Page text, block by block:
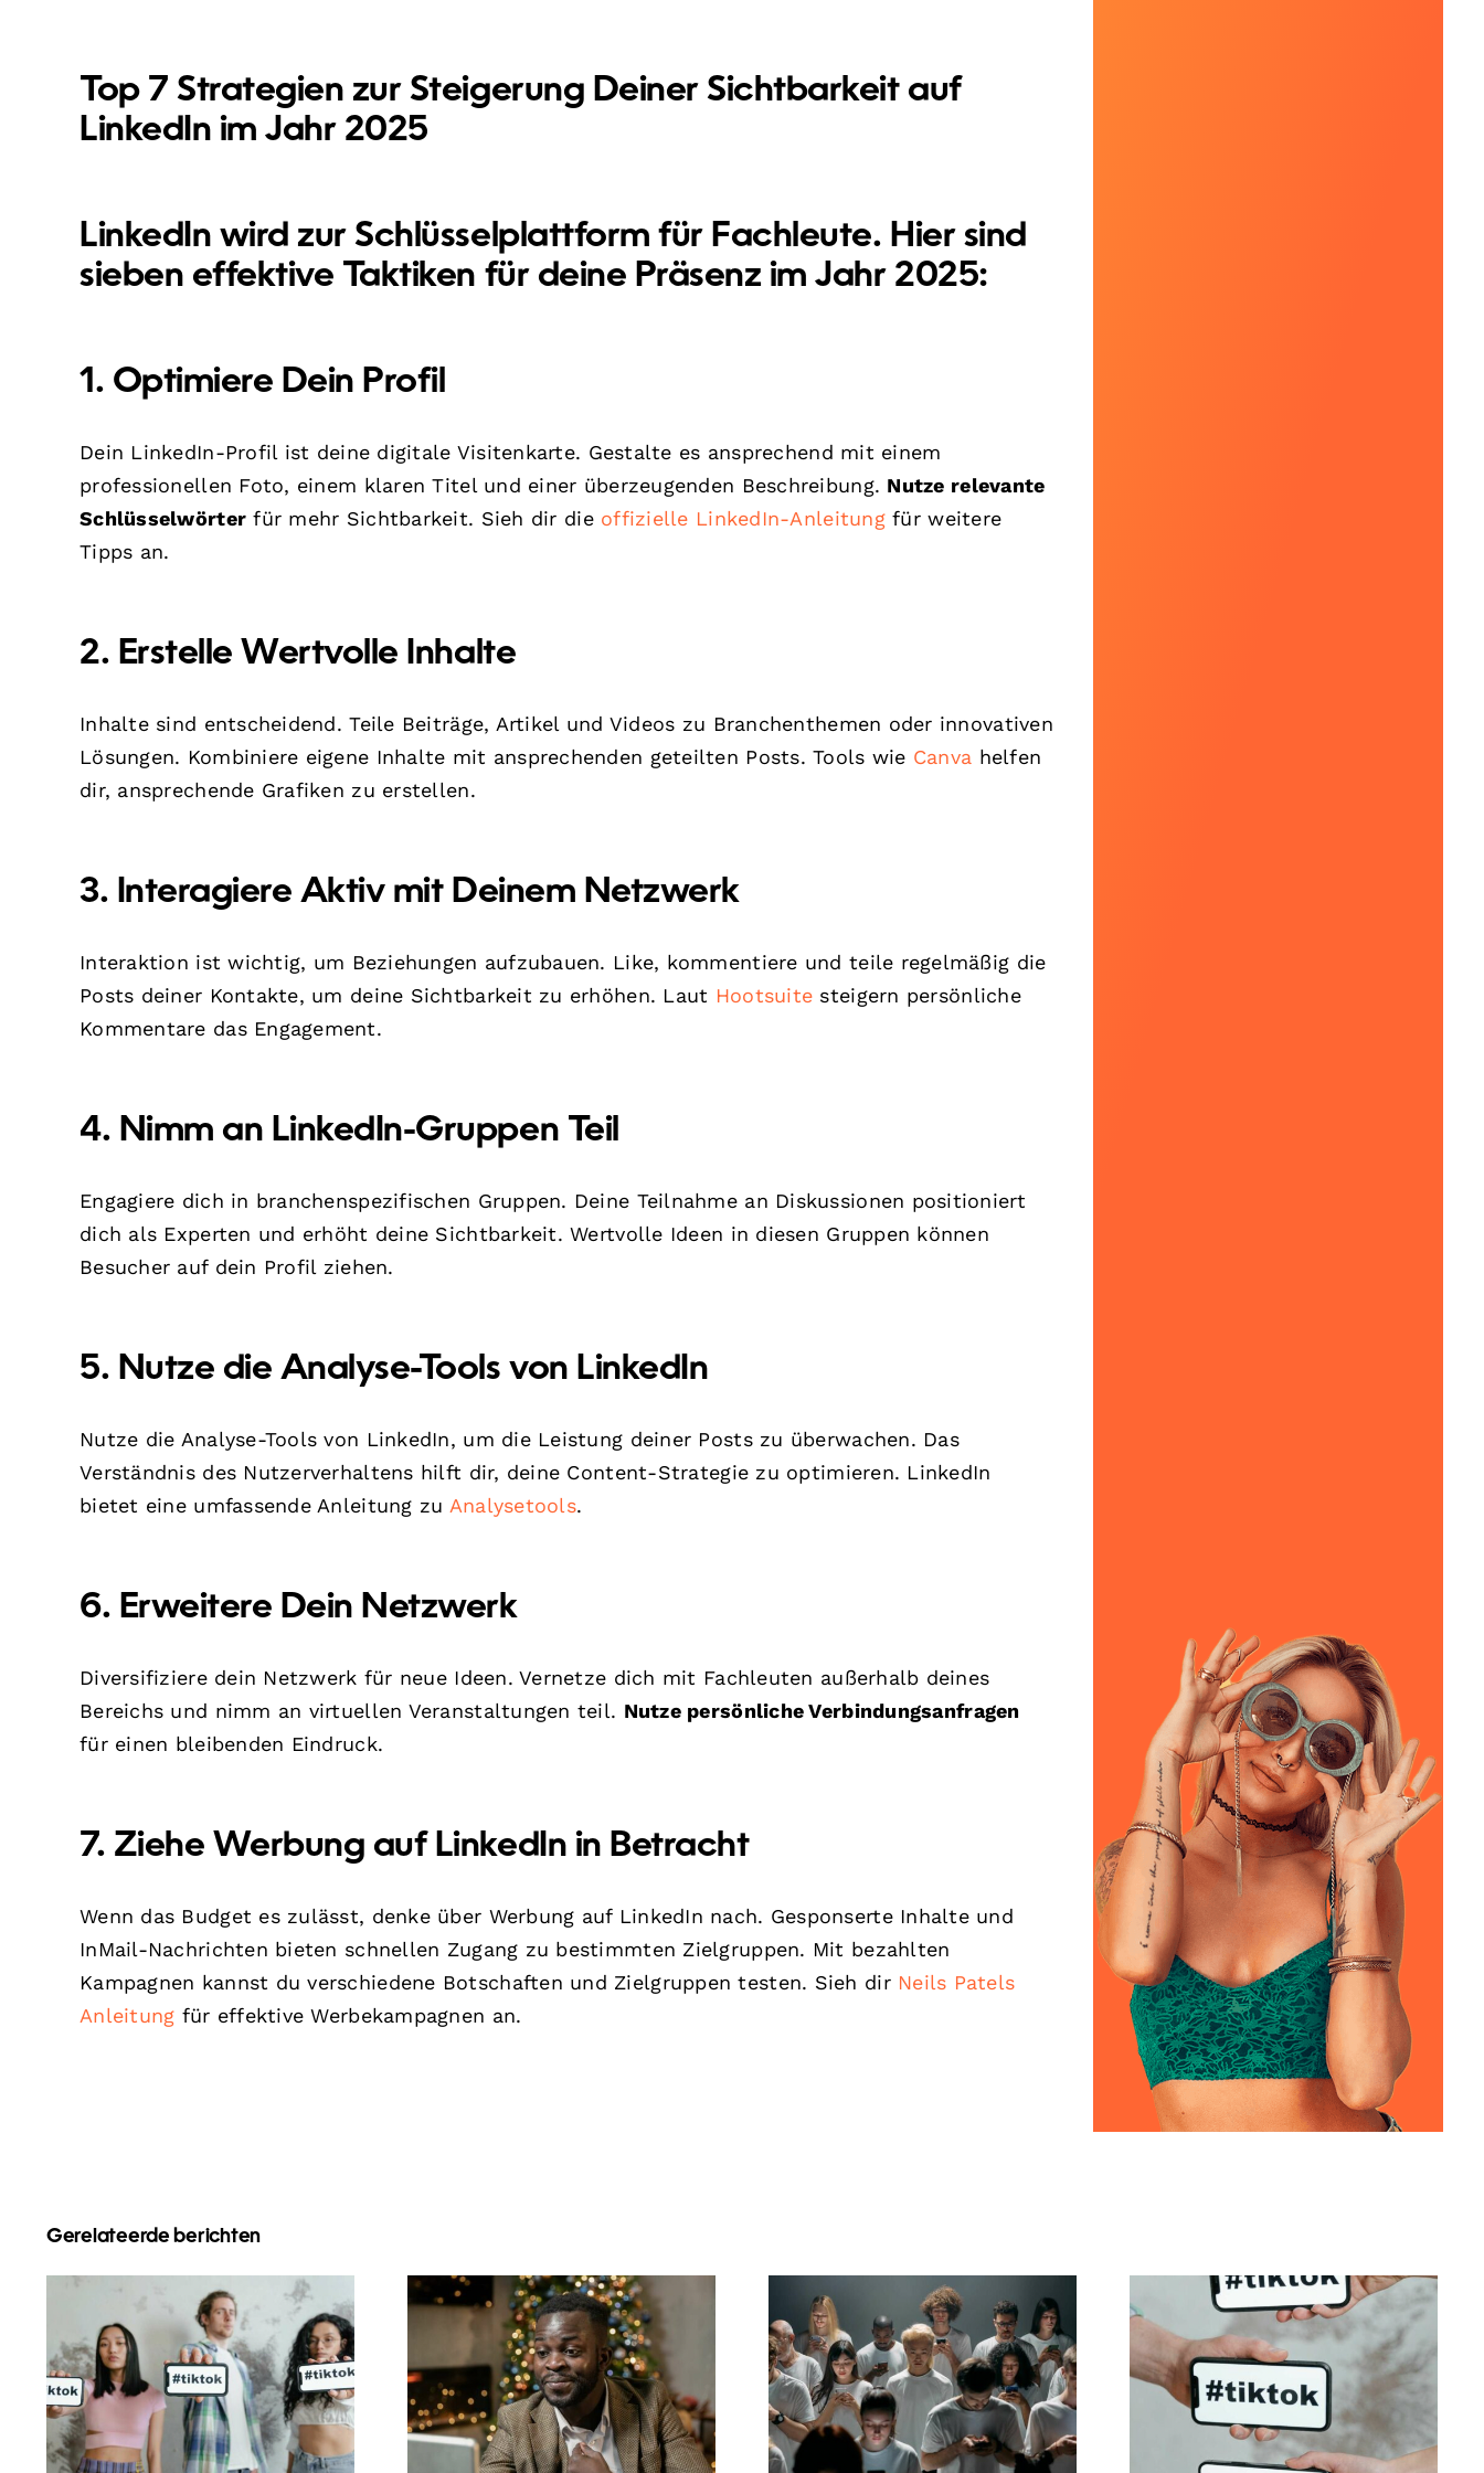
Top 7 Strategien zur Steigerung Deiner Sichtbarkeit auf
LinkedIn im Jahr 2025
LinkedIn wird zur Schlüsselplattform für Fachleute. Hier sind
sieben effektive Taktiken für deine Präsenz im Jahr 2025:
1. Optimiere Dein Profil
Dein LinkedIn-Profil ist deine digitale Visitenkarte. Gestalte es ansprechend mit einem
professionellen Foto, einem klaren Titel und einer überzeugenden Beschreibung. Nutze relevante
Schlüsselwörter für mehr Sichtbarkeit. Sieh dir die offizielle LinkedIn-Anleitungfür weitere
Tipps an.
2. Erstelle Wertvolle Inhalte
Inhalte sind entscheidend. Teile Beiträge, Artikel und Videos zu Branchenthemen oder innovativen
Lösungen. Kombiniere eigene Inhalte mit ansprechenden geteilten Posts. Tools wie Canva helfen
dir, ansprechende Grafiken zu erstellen.
3. Interagiere Aktiv mit Deinem Netzwerk
Interaktion ist wichtig, um Beziehungen aufzubauen. Like, kommentiere und teile regelmäßig die
Posts deiner Kontakte, um deine Sichtbarkeit zu erhöhen. Laut Hootsuite steigern persönliche
Kommentare das Engagement.
4. Nimm an LinkedIn-Gruppen Teil
Engagiere dich in branchenspezifischen Gruppen. Deine Teilnahme an Diskussionen positioniert
dich als Experten und erhöht deine Sichtbarkeit. Wertvolle Ideen in diesen Gruppen können
Besucher auf dein Profil ziehen.
5. Nutze die Analyse-Tools von LinkedIn
Nutze die Analyse-Tools von LinkedIn, um die Leistung deiner Posts zu überwachen. Das
Verständnis des Nutzerverhaltens hilft dir, deine Content-Strategie zu optimieren. LinkedIn
bietet eine umfassende Anleitung zu Analysetools.
6. Erweitere Dein Netzwerk
Diversifiziere dein Netzwerk für neue Ideen. Vernetze dich mit Fachleuten außerhalb deines
Bereichs und nimm an virtuellen Veranstaltungen teil. Nutze persönliche Verbindungsanfragen
für einen bleibenden Eindruck.
7. Ziehe Werbung auf LinkedIn in Betracht
Wenn das Budget es zulässt, denke über Werbung auf LinkedIn nach. Gesponserte Inhalte und
InMail-Nachrichten bieten schnellen Zugang zu bestimmten Zielgruppen. Mit bezahlten
Kampagnen kannst du verschiedene Botschaften und Zielgruppen testen. Sieh dir Neils Patels
Anleitung für effektive Werbekampagnen an.
Gerelateerde berichten
Beste Video-
Bearbeitungs-Apps
für TikTok-
Meisterwerke
Wie man Follower auf
LinkedIn verbirgt, um
die Privatsphäre zu
wahren
Tipps zur Gestaltung
ansprechender
Facebook-Anzeigen,
die konvertieren
Beste TikTok-
Datenschutzeinstellungen
2024